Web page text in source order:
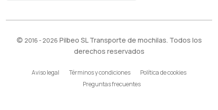
© 2016 - 2026 Pilbeo SL Transporte de mochilas. Todos los
derechos reservados
Aviso legal Términos y condiciones
Política de cookies
Preguntas frecuentes